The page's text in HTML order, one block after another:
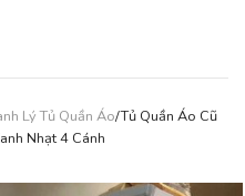
Lý Tủ Quần Áo/Tủ Quần Áo Cũ
Nhạt 4 Cánh